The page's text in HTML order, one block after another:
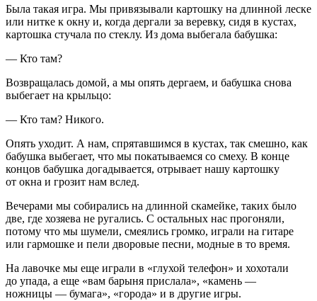
Была такая игра. Мы привязывали картошку на длинной леске
или нитке к окну и, когда дергали за веревку, сидя в кустах,
картошка стучала по стеклу. Из дома выбегала бабушка:
— Кто там?
Возвращалась домой, а мы опять дергаем, и бабушка снова
выбегает на крыльцо:
— Кто там? Никого.
Опять уходит. А нам, спрятавшимся в кустах, так смешно, как
бабушка выбегает, что мы покатываемся со смеху. В конце
концов бабушка догадывается, отрывает нашу картошку
от окна и грозит нам вслед.
Вечерами мы собирались на длинной скамейке, таких было
две, где хозяева не ругались. С остальных нас прогоняли,
потому что мы шумели, смеялись громко, играли на гитаре
или гармошке и пели дворовые песни, модные в то время.
На лавочке мы еще играли в «глухой телефон» и хохотали
до упада, а еще «вам барыня прислала», «камень —
ножницы — бумага», «города» и в другие игры.